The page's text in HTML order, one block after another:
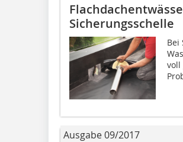
Sicherungsschelle
Bei
voll
Ausgabe 09/2017